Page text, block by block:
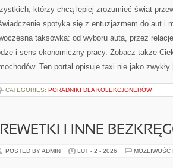
którzy chcą lepiej zrozumieć świat
spotyka się z entuzjazmem do aut i
taksówka: od wyboru auta, przez
i sens ekonomiczny pracy. Zobacz także
Ten portal opisuje taxi nie jako
CATEGORIES: PORADNIKI DLA KOLEKCJONERÓW
I INNE
POSTED BY ADMIN LUT - 2 - 2026 MOŻLIWOŚĆ